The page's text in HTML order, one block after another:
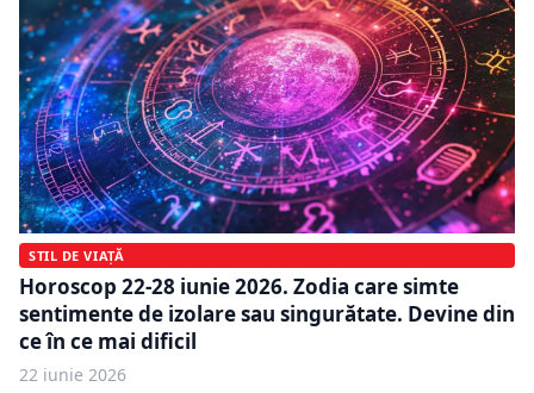
STIL DE VIAȚĂ
Horoscop 22-28 iunie 2026. Zodia care simte
sentimente de izolare sau singurătate. Devine din
ce în ce mai dificil
22 iunie 2026